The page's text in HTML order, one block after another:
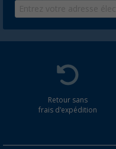
Retour sans
frais d'expédition